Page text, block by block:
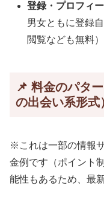
登録・プロフィ
男女ともに登録
閲覧なども無料）
📌 料金のパタ
の出会い系形式
※これは一部の情報
金例です（ポイント
能性もあるため、最